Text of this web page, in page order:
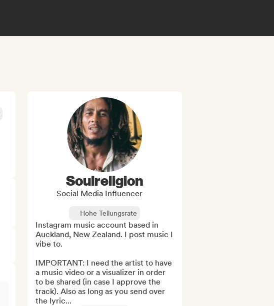
Soulreligion
Social Media Influencer
Hohe Teilungsrate
Instagram music account based in
Auckland, New Zealand. I post music I
vibe to.
IMPORTANT: I need the artist to have
a music video or a visualizer in order
to be shared (in case I approve the
track). Also as long as you send over
the lyric...